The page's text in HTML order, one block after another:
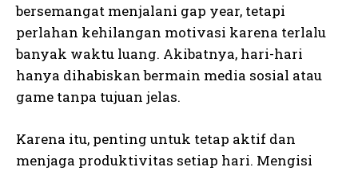
bersemangat menjalani gap year, tetapi
perlahan kehilangan motivasi karena terlalu
banyak waktu luang. Akibatnya, hari-hari
hanya dihabiskan bermain media sosial atau
game tanpa tujuan jelas.
Karena itu, penting untuk tetap aktif dan
menjaga produktivitas setiap hari. Mengisi